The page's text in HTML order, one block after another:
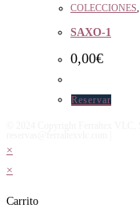
COLECCIONES,
SAXO-1
0,00€
Reservar
×
×
Carrito